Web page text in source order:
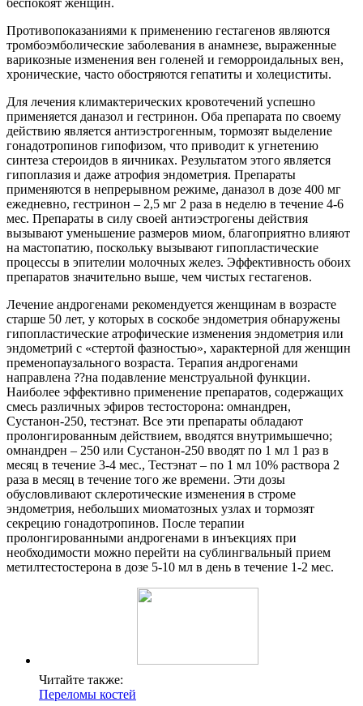
беспокоят женщин.
Противопоказаниями к применению гестагенов являются
тромбоэмболические заболевания в анамнезе, выраженные
варикозные изменения вен голеней и геморроидальных вен,
хронические, часто обостряются гепатиты и холециститы.
Для лечения климактерических кровотечений успешно
применяется даназол и гестринон. Оба препарата по своему
действию является антиэстрогенным, тормозят выделение
гонадотропинов гипофизом, что приводит к угнетению
синтеза стероидов в яичниках. Результатом этого является
гипоплазия и даже атрофия эндометрия. Препараты
применяются в непрерывном режиме, даназол в дозе 400 мг
ежедневно, гестринон – 2,5 мг 2 раза в неделю в течение 4-6
мес. Препараты в силу своей антиэстрогены действия
вызывают уменьшение размеров миом, благоприятно влияют
на мастопатию, поскольку вызывают гипопластические
процессы в эпителии молочных желез. Эффективность обоих
препаратов значительно выше, чем чистых гестагенов.
Лечение андрогенами рекомендуется женщинам в возрасте
старше 50 лет, у которых в соскобе эндометрия обнаружены
гипопластические атрофические изменения эндометрия или
эндометрий с «стертой фазностью», характерной для женщин
пременопаузального возраста. Терапия андрогенами
направлена ??на подавление менструальной функции.
Наиболее эффективно применение препаратов, содержащих
смесь различных эфиров тестосторона: омнандрен,
Сустанон-250, тестэнат. Все эти препараты обладают
пролонгированным действием, вводятся внутримышечно;
омнандрен – 250 или Сустанон-250 вводят по 1 мл 1 раз в
месяц в течение 3-4 мес., Тестэнат – по 1 мл 10% раствора 2
раза в месяц в течение того же времени. Эти дозы
обусловливают склеротические изменения в строме
эндометрия, небольших миоматозных узлах и тормозят
секрецию гонадотропинов. После терапии
пролонгированными андрогенами в инъекциях при
необходимости можно перейти на сублингвальный прием
метилтестостерона в дозе 5-10 мл в день в течение 1-2 мес.
Читайте также:
Переломы костей